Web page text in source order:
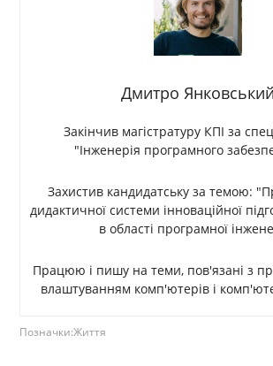
Дмитро Янковський
Закінчив магістратуру КПІ за
"Інженерія програмного
Захистив кандидатську за темою:
дидактичної системи інноваційної
в області програмної
Працюю і пишу на теми, пов'язані з
влаштуванням комп'ютерів і
Позначки:Життя